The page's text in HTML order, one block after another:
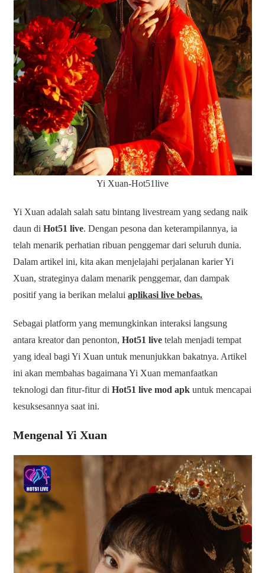
Yi Xuan-Hot51live
Yi Xuan adalah salah satu bintang livestream yang sedang naik
daun diHot51 live. Dengan pesona dan keterampilannya, ia
telah menarik perhatian ribuan penggemar dari seluruh dunia.
Dalam artikel ini, kita akan menjelajahi perjalanan karier Yi
Xuan, strateginya dalam menarik penggemar, dan dampak
positif yang ia berikan melaluiaplikasi live bebas.
Sebagai platform yang memungkinkan interaksi langsung
antara kreator dan penonton,Hot51 live telah menjadi tempat
yang ideal bagi Yi Xuan untuk menunjukkan bakatnya. Artikel
ini akan membahas bagaimana Yi Xuan memanfaatkan
teknologi dan fitur-fitur diHot51 live mod apk untuk mencapai
kesuksesannya saat ini.
Mengenal Yi Xuan